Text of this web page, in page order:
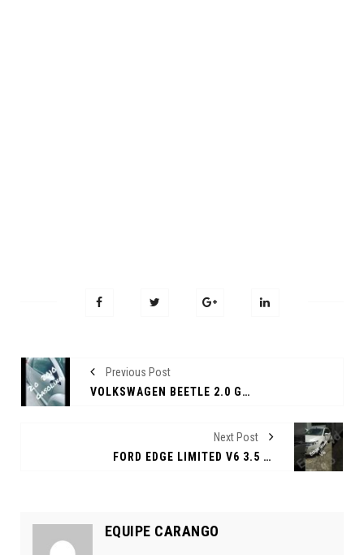
Previous Post
VOLKSWAGEN BEETLE 2.0 GASOLINA MANUAL 2010
Next Post
FORD EDGE LIMITED V6 3.5 AWD AUTOMÁTICO 2013
EQUIPE CARANGO